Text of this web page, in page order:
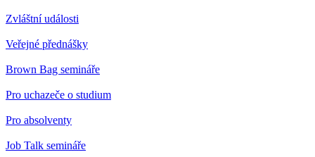
Zvláštní události
Veřejné přednášky
Brown Bag semináře
Pro uchazeče o studium
Pro absolventy
Job Talk semináře